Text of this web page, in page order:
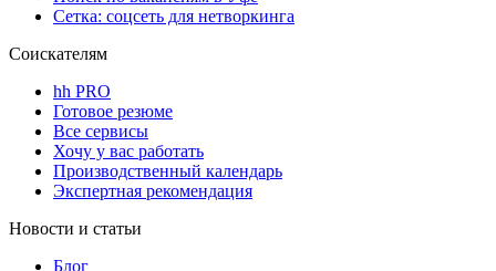
Сетка: соцсеть для нетворкинга
Соискателям
hh PRO
Готовое резюме
Все сервисы
Хочу у вас работать
Производственный календарь
Экспертная рекомендация
Новости и статьи
Блог